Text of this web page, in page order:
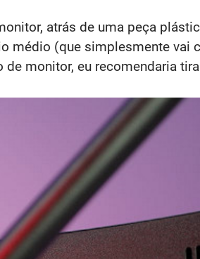
atrás de uma peça
médio (que simplesmente vai
monitor, eu recomendaria